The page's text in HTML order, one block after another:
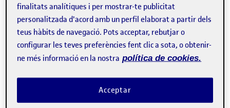
Contacte
finalitats analítiques i per mostrar-te publicitat
personalitzada d'acord amb un perfil elaborat a partir dels
teus hàbits de navegació. Pots acceptar, rebutjar o
configurar les teves preferències fent clic a sota, o obtenir-
ne més informació en la nostra política de cookies.
Acceptar